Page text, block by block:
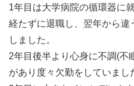
1年目は大学病院の循環器に
経たずに退職し、翌年から
しました。
2年目後半より心身に不調(不
があり度々欠勤をしていまし